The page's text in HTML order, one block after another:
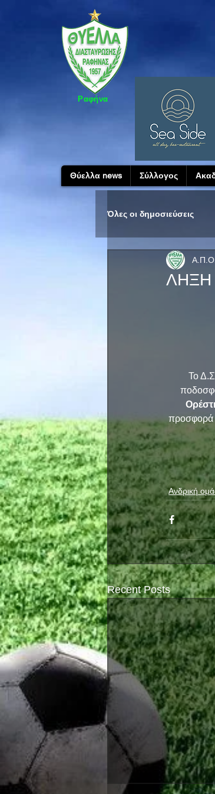
Ραφήνα
Θύελλα news Σύλλογος
Όλες οι δημοσιεύσεις
ΛΗΞΗ
Το Δ.Σ.
προσφορά
Ανδρική
Recent Posts